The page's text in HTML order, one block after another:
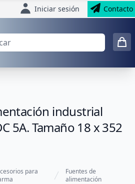
Iniciar sesión Contacto
industrial
5A. Tamaño 18 x 352
para
Fuentes de
alimentación